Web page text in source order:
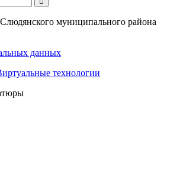
муниципального района
данных
технологии